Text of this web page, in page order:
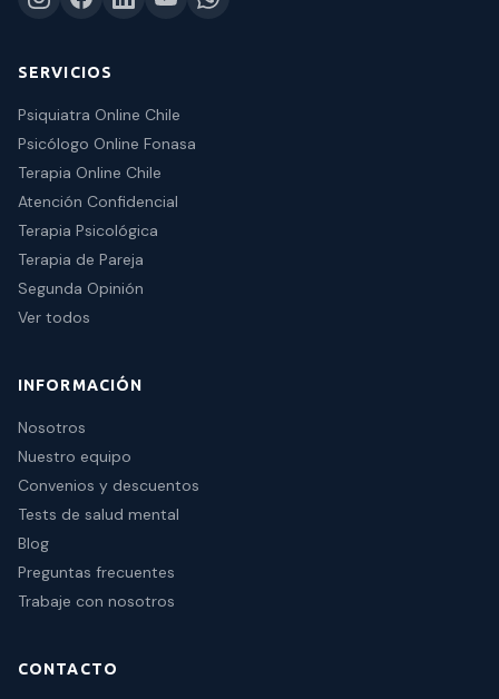
SERVICIOS
Psiquiatra Online Chile
Psicólogo Online Fonasa
Terapia Online Chile
Atención Confidencial
Terapia Psicológica
Terapia de Pareja
Segunda Opinión
Ver todos
INFORMACIÓN
Nosotros
Nuestro equipo
Convenios y descuentos
Tests de salud mental
Blog
Preguntas frecuentes
Trabaje con nosotros
CONTACTO